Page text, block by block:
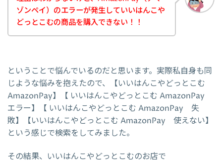
ゾンペイ）のエラーが発生していいはんこや
どっとこむの商品を購入できない！！
ということで悩んでいるのだと思います。実際私自身も同
じような悩みを抱えたので、【いいはんこやどっとこむ
AmazonPay】【 いいはんこやどっとこむ AmazonPay
エラー】【 いいはんこやどっとこむ AmazonPay 失
敗】【いいはんこやどっとこむ AmazonPay 使えない】
という感じで検索をしてみました。
その結果、いいはんこやどっとこむのお店で